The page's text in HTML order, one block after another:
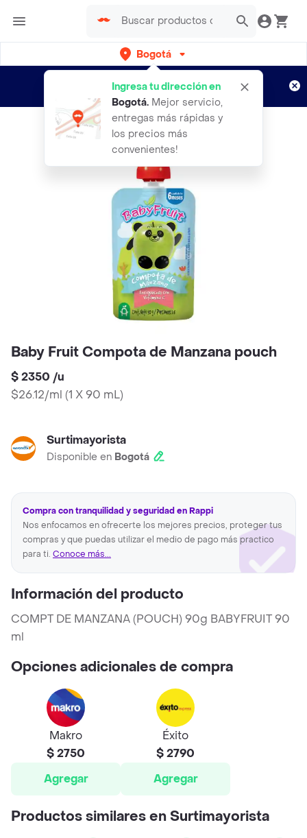
Bogotá
Ingresa tu dirección en
Bogotá. Mejor servicio,
entregas más rápidas y
los precios más
convenientes!
envíos gratis por semanas
Aplican TyC
Baby Fruit Compota de Manzana pouch
$ 2350 /u
$26.12/ml (1 X 90 mL)
Surtimayorista
Disponible en Bogotá
Compra con tranquilidad y seguridad en Rappi
Nos enfocamos en ofrecerte los mejores precios, proteger tus
compras y que puedas utilizar el medio de pago más practico
para ti. Conoce más...
Información del producto
COMPT DE MANZANA (POUCH) 90g BABYFRUIT 90
ml
Opciones adicionales de compra
Makro
$ 2750
Agregar
Éxito
$ 2790
Agregar
Productos similares en Surtimayorista